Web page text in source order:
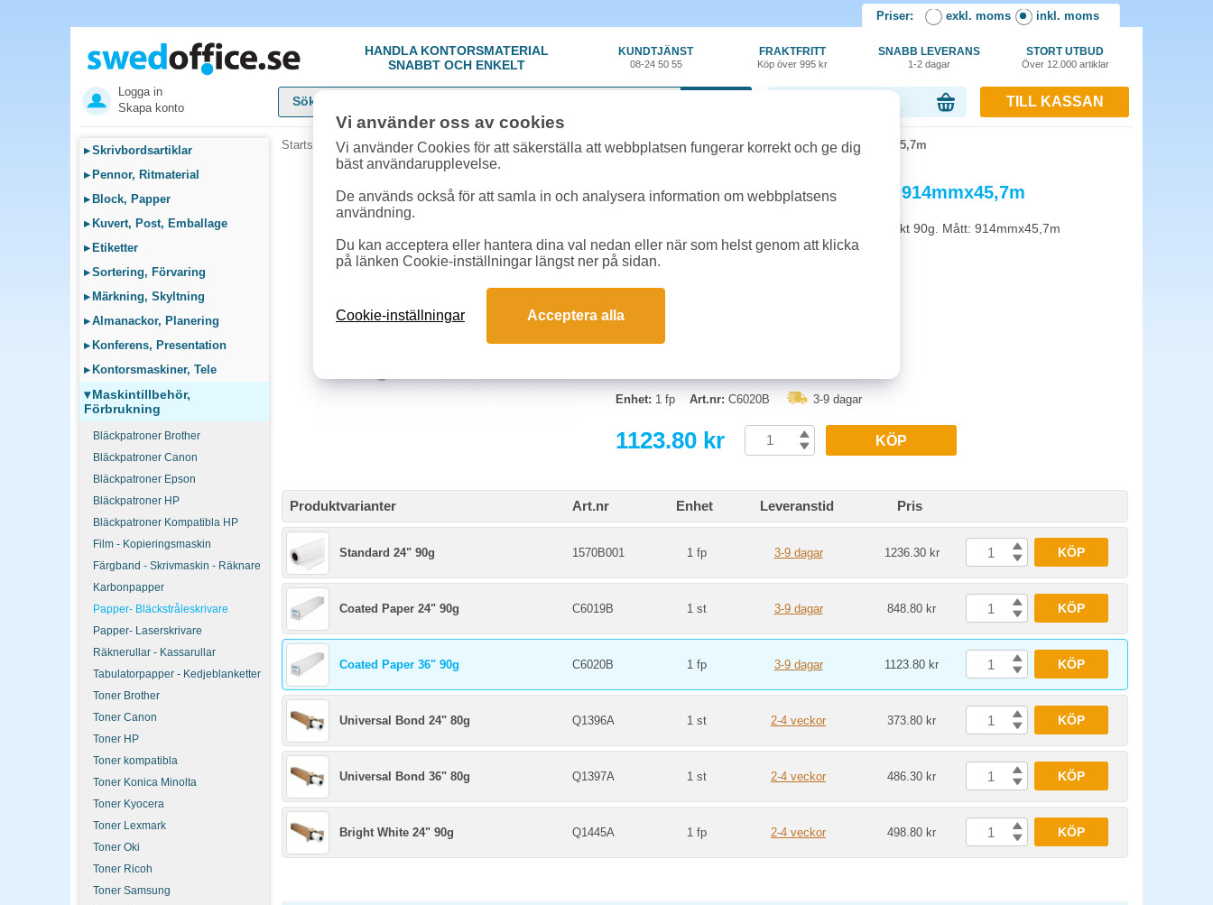
Priser: exkl. moms inkl. moms
HANDLA KONTORSMATERIAL
SNABBT OCH ENKELT
KUNDTJÄNST
08-24 50 55
FRAKTFRITT
Köp över 995 kr
SNABB LEVERANS
1-2 dagar
STORT UTBUD
Över 12.000 artiklar
Logga in
Skapa konto
TILL KASSAN
▸Skrivbordsartiklar
▸ Pennor, Ritmaterial
▸ Block, Papper
▸ Kuvert, Post, Emballage
▸ Etiketter
▸Sortering, Förvaring
▸ Märkning, Skyltning
▸Almanackor, Planering
▸ Konferens, Presentation
▸ Kontorsmaskiner, Tele
▾Maskintillbehör,
Förbrukning
Bläckpatroner Brother
Bläckpatroner Canon
Bläckpatroner Epson
Bläckpatroner HP
Bläckpatroner Kompatibla HP
Film - Kopieringsmaskin
Färgband - Skrivmaskin - Räknare
Karbonpapper
Papper- Bläckstråleskrivare
Papper- Laserskrivare
Räknerullar - Kassarullar
Tabulatorpapper - Kedjeblanketter
Toner Brother
Toner Canon
Toner HP
Toner kompatibla
Toner Konica Minolta
Toner Kyocera
Toner Lexmark
Toner Oki
Toner Ricoh
Toner Samsung
Startsida »Maskintillbehör, Förbrukning»Papper- Bläckstråleskrivare»Papper HP Coated Paper 36" 90g 914mmx45,7m
Papper HP Coated Paper 36" 90g 914mmx45,7m
Vitt bläckstrålepapper för storformatsskrivare. Ytvikt 90g. Mått: 914mmx45,7m
Begränsad returrätt
Enhet: 1 fp Art.nr: C6020B 3-9 dagar
1123.80 kr KÖP
Produktvarianter Art.nr Enhet Leveranstid Pris
Standard 24" 90g 1570B001 1 fp 3-9 dagar 1236.30 kr KÖP
Coated Paper 24" 90g C6019B 1 st 3-9 dagar 848.80 kr KÖP
Coated Paper 36" 90g C6020B 1 fp 3-9 dagar 1123.80 kr KÖP
Universal Bond 24" 80g Q1396A 1 st 2-4 veckor 373.80 kr KÖP
Universal Bond 36" 80g Q1397A 1 st 2-4 veckor 486.30 kr KÖP
Bright White 24" 90g Q1445A 1 fp 2-4 veckor 498.80 kr KÖP
Vi använder oss av cookies
Vi använder Cookies för att säkerställa att webbplatsen fungerar korrekt och ge dig
bäst användarupplevelse.
De används också för att samla in och analysera information om webbplatsens
användning.
Du kan acceptera eller hantera dina val nedan eller när som helst genom att klicka
på länken Cookie-inställningar längst ner på sidan.
Cookie-inställningar Acceptera alla